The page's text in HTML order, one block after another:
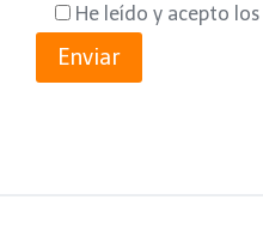
He leído y acepto los